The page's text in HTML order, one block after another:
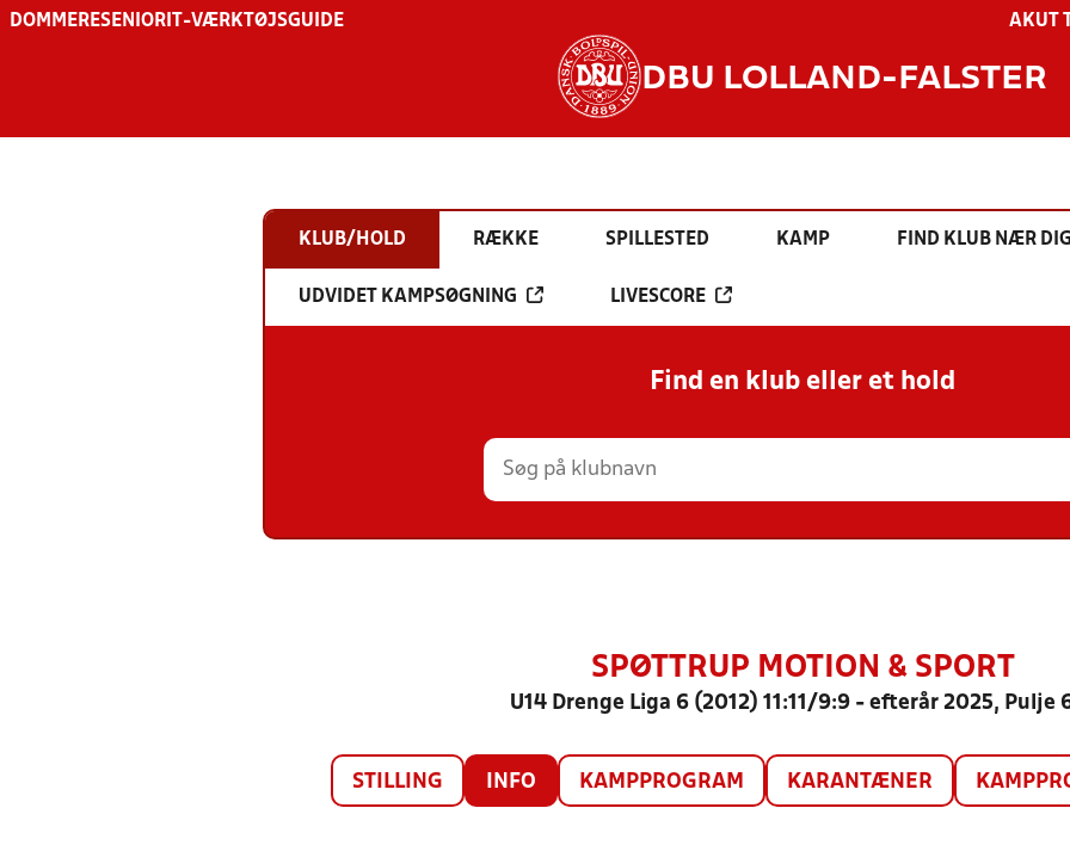
DOMMERESENIOR IT-VÆRKTØJSGUIDE AKUT
DBU LOLLAND-FALSTER
KLUB/HOLD RÆKKE SPILLESTED KAMP FIND KLUB NÆR
UDVIDET KAMPSØGNING LIVESCORE
Find en klub eller et hold
SPØTTRUP MOTION & SPORT
U14 Drenge Liga 6 (2012) 11:11/9:9 - efterår 2025, Pulje
STILLING INFO KAMPPROGRAM KARANTÆNER